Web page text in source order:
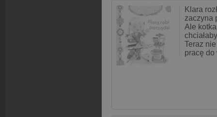
Klara
zaczyna
Ale
Teraz
pracę do